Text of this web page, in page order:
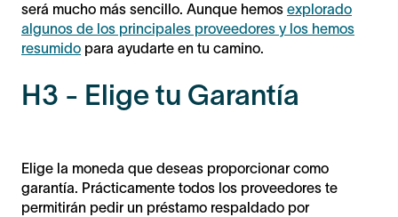
será mucho más sencillo. Aunque hemos explorado
algunos de los principales proveedores y los hemos
resumido para ayudarte en tu camino.
H3 - Elige tu Garantía
Elige la moneda que deseas proporcionar como
garantía. Prácticamente todos los proveedores te
permitirán pedir un préstamo respaldado por